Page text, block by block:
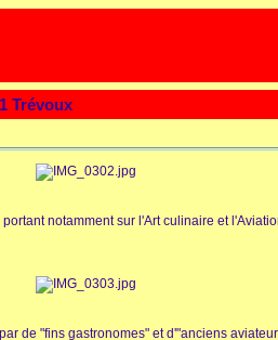
Trévoux
notamment sur l'Art culinaire et
de "fins gastronomes" et d'"anciens